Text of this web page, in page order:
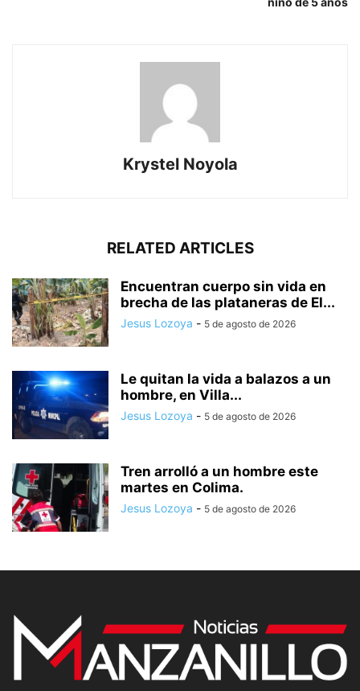
Krystel Noyola
RELATED ARTICLES
Encuentran cuerpo sin vida en
brecha de las plataneras de El...
Jesus Lozoya - 5 de agosto de 2026
Le quitan la vida a balazos a un
hombre, en Villa...
Jesus Lozoya - 5 de agosto de 2026
Tren arrolló a un hombre este
martes en Colima.
Jesus Lozoya - 5 de agosto de 2026